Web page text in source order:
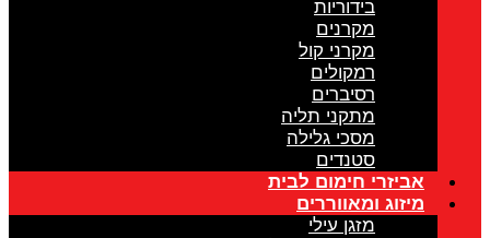
בידוריות
מקרנים
מקרני קול
רמקולים
רסיברים
מתקני תליה
מסכי גלילה
סטנדים
אביזרי חימום לבית
מיזוג ומאווררים
מזגן עילי